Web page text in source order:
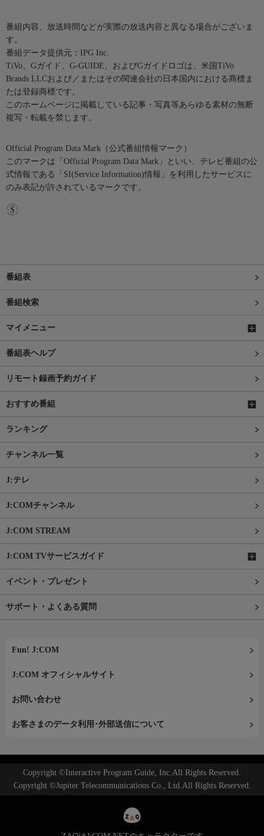
番組内容、放送時間などが実際の放送内容と異なる場合がございま
す。
番組データ提供元：IPG Inc.
TiVo、Gガイド、G-GUIDE、およびGガイドロゴは、米国TiVo
Brands LLCおよび／またはその関連会社の日本国内における商標ま
たは登録商標です。
このホームページに掲載している記事・写真等あらゆる素材の無断
複写・転載を禁じます。
Official Program Data Mark（公式番組情報マーク）
このマークは「Official Program Data Mark」といい、テレビ番組の公
式情報である「SI(Service Information)情報」を利用したサービスに
のみ表記が許されているマークです。
番組表
番組検索
マイメニュー
番組表ヘルプ
リモート録画予約ガイド
おすすめ番組
ランキング
チャンネル一覧
J:テレ
J:COMチャンネル
J:COM STREAM
J:COM TVサービスガイド
イベント・プレゼント
サポート・よくある質問
Fun! J:COM
J:COM オフィシャルサイト
お問い合わせ
お客さまのデータ利用･外部送信について
Copyright ©Interactive Program Guide, Inc.All Rights Reserved.
Copyright ©Jupiter Telecommunications Co., Ltd.All Rights Reserved.